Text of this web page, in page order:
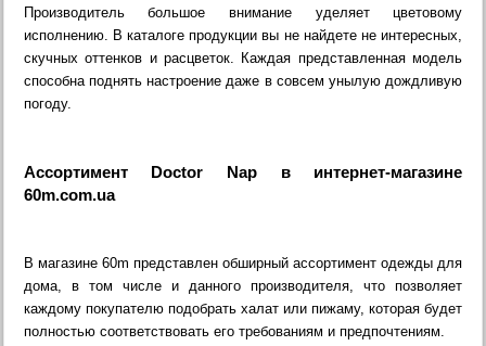
Производитель большое внимание уделяет цветовому
исполнению. В каталоге продукции вы не найдете не интересных,
скучных оттенков и расцветок. Каждая представленная модель
способна поднять настроение даже в совсем унылую дождливую
погоду.
Ассортимент Doctor Nap в интернет-магазине
60m.com.ua
В магазине 60m представлен обширный ассортимент одежды для
дома, в том числе и данного производителя, что позволяет
каждому покупателю подобрать халат или пижаму, которая будет
полностью соответствовать его требованиям и предпочтениям.